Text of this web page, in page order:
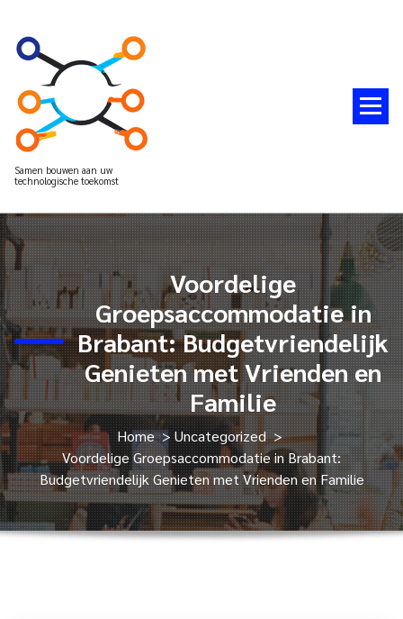
Samen bouwen aan uw
technologische toekomst
Voordelige
Groepsaccommodatie in
Brabant: Budgetvriendelijk
Genieten met Vrienden en
Familie
Home>Uncategorized>
Voordelige Groepsaccommodatie in Brabant:
Budgetvriendelijk Genieten met Vrienden en Familie